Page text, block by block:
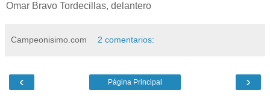
Omar Bravo Tordecillas, delantero
Campeonisimo.com 2 comentarios:
‹ ›
Página Principal